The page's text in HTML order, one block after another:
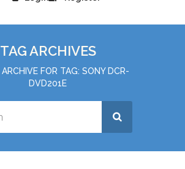
TAG ARCHIVES
ARCHIVE FOR TAG: SONY DCR-
DVD201E